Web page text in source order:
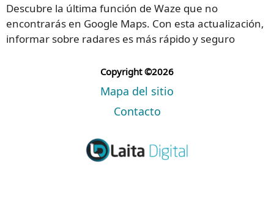
Descubre la última función de Waze que no
encontrarás en Google Maps. Con esta actualización,
informar sobre radares es más rápido y seguro
Copyright ©2026
Mapa del sitio
Contacto